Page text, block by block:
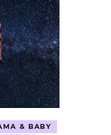
& BABY